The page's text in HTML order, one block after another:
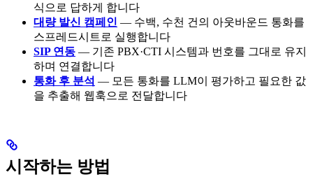
식으로 답하게 합니다
대량 발신 캠페인 — 수백, 수천 건의 아웃바운드 통화를
스프레드시트로 실행합니다
SIP 연동 — 기존 PBX·CTI 시스템과 번호를 그대로 유지
하며 연결합니다
통화 후 분석 — 모든 통화를 LLM이 평가하고 필요한 값
을 추출해 웹훅으로 전달합니다
시작하는 방법